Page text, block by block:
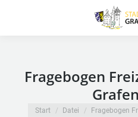
Fragebogen
Sie befinden sich hier:
Start Datei Fragebogen